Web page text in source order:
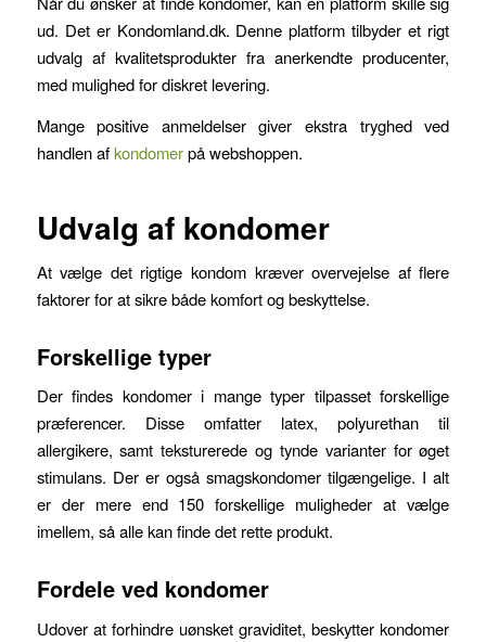
ud. Det er Kondomland.dk. Denne platform tilbyder et rigt
udvalg af kvalitetsprodukter fra anerkendte producenter,
med mulighed for diskret levering.
Mange positive anmeldelser giver ekstra tryghed ved
handlen afkondomerpå webshoppen.
Udvalg af kondomer
At vælge det rigtige kondom kræver overvejelse af flere
faktorer for at sikre både komfort og beskyttelse.
Forskellige typer
Der findes kondomer i mange typer tilpasset forskellige
præferencer. Disse omfatter latex, polyurethan til
allergikere, samt teksturerede og tynde varianter for øget
stimulans. Der er også smagskondomer tilgængelige. I alt
er der mere end 150 forskellige muligheder at vælge
imellem, så alle kan finde det rette produkt.
Fordele ved kondomer
Udover at forhindre uønsket graviditet, beskytter kondomer